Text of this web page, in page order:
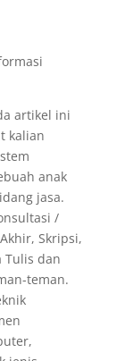
artikel ini
kalian
anak
jasa.
/
Skripsi,
Tulis dan
teman.